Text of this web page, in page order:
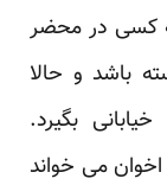
کسی در محضر
باشد و حالا
بگیرد.
می خواند